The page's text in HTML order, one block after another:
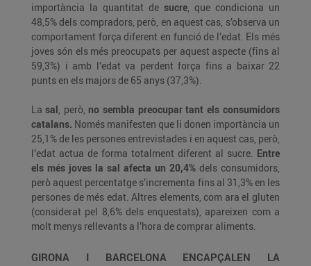
importància la quantitat de sucre, que condiciona un
48,5% dels compradors, però, en aquest cas, s’observa un
comportament força diferent en funció de l’edat. Els més
joves són els més preocupats per aquest aspecte (fins al
59,3%) i amb l’edat va perdent força fins a baixar 22
punts en els majors de 65 anys (37,3%).
La sal, però, no sembla preocupar tant els consumidors
catalans. Només manifesten que li donen importància un
25,1% de les persones entrevistades i en aquest cas, però,
l’edat actua de forma totalment diferent al sucre. Entre
els més joves la sal afecta un 20,4% dels consumidors,
però aquest percentatge s’incrementa fins al 31,3% en les
persones de més edat. Altres elements, com ara el gluten
(considerat pel 8,6% dels enquestats), apareixen com a
molt menys rellevants a l’hora de comprar aliments.
GIRONA I BARCELONA ENCAPÇALEN LA